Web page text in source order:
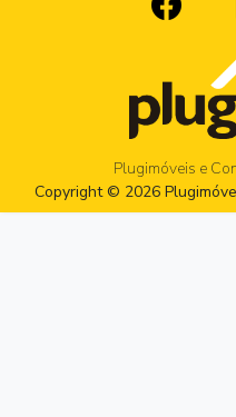
Plugimóveis e
Copyright © 2026